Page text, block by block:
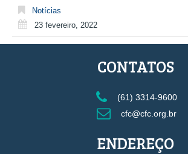
Notícias
23 fevereiro, 2022
CONTATOS
(61) 3314-9600
cfc@cfc.org.br
ENDEREÇO